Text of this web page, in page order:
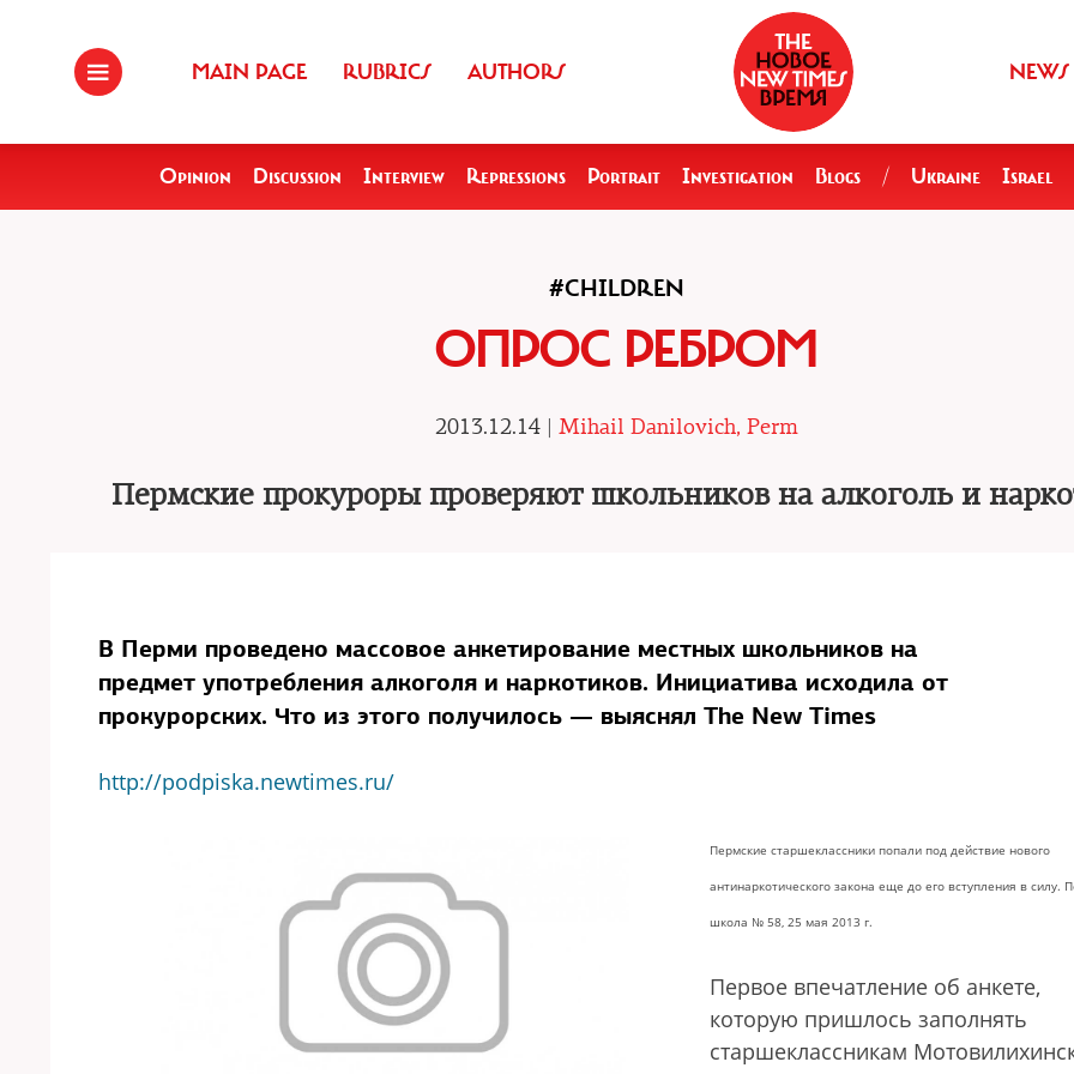
MAIN PAGE RUBRICS AUTHORS NEWS
Opinion Discussion Interview Repressions Portrait Investigation Blogs / Ukraine Israel
#CHILDREN
ОПРОС РЕБРОМ
2013.12.14 | Mihail Danilovich, Perm
Пермские прокуроры проверяют школьников на алкоголь и
В Перми проведено массовое анкетирование местных школьников на
предмет употребления алкоголя и наркотиков. Инициатива исходила от
прокурорских. Что из этого получилось — выяснял The New Times
http://podpiska.newtimes.ru/
Пермские старшеклассники попали под действие нового
антинаркотического закона еще до его вступления в силу.
школа № 58, 25 мая 2013 г.
Первое впечатление об анкете,
которую пришлось заполнять
старшеклассникам